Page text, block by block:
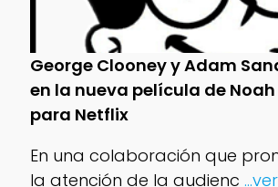
George Clooney y Adam
en la nueva película de
para Netflix
En una colaboración que
la atención de la audienc